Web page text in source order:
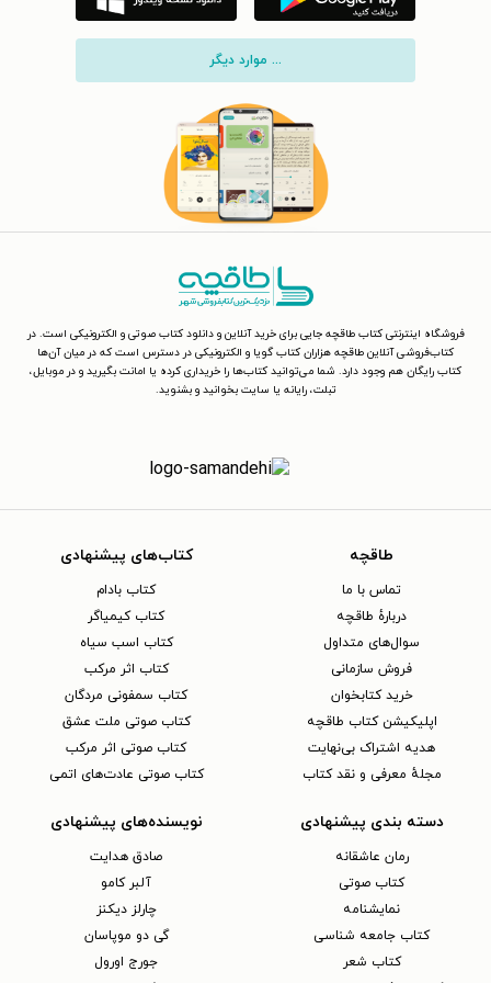
... موارد دیگر
فروشگاه اینترنتی کتاب طاقچه جایی برای خرید آنلاین و دانلود کتاب صوتی و الکترونیکی است. در
کتاب‌فروشی آنلاین طاقچه هزاران کتاب گویا و الکترونیکی در دسترس است که در میان آن‌ها
کتاب رایگان هم وجود دارد. شما می‌توانید کتاب‌ها را خریداری کرده یا امانت بگیرید و در موبایل،
تبلت، رایانه یا سایت بخوانید و بشنوید.
طاقچه
تماس با ما
دربارهٔ طاقچه
سوال‌های متداول
فروش سازمانی
خرید کتابخوان
اپلیکیشن کتاب طاقچه
هدیه اشتراک بی‌نهایت
مجلهٔ معرفی و نقد کتاب
کتاب‌های پیشنهادی
کتاب بادام
کتاب کیمیاگر
کتاب اسب سیاه
کتاب اثر مرکب
کتاب سمفونی مردگان
کتاب صوتی ملت عشق
کتاب صوتی اثر مرکب
کتاب صوتی عادت‌های اتمی
دسته بندی پیشنهادی
رمان عاشقانه
کتاب‌ صوتی
نمایشنامه
کتاب جامعه شناسی
کتاب شعر
نویسنده‌های پیشنهادی
صادق هدایت
آلبر کامو
چارلز دیکنز
گی دو موپاسان
جورج اورول